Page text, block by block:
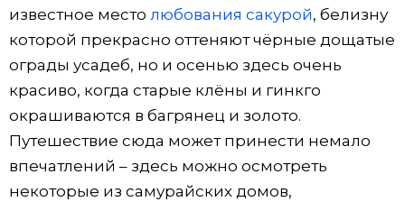
известное место любования сакурой, белизну
которой прекрасно оттеняют чёрные дощатые
ограды усадеб, но и осенью здесь очень
красиво, когда старые клёны и гинкго
окрашиваются в багрянец и золото.
Путешествие сюда может принести немало
впечатлений – здесь можно осмотреть
некоторые из самурайских домов,